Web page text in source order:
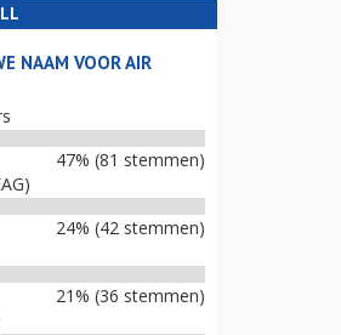
NAAM VOOR AIR
47% (81 stemmen)
24% (42 stemmen)
21% (36 stemmen)